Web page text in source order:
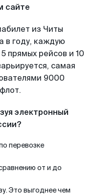
сайте
из Читы
в году, каждую
прямых рейсов и 10
самая
9000
электронный
перевозке
от и до
Это выгоднее чем